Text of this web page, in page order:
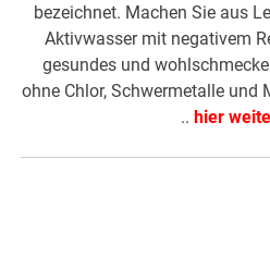
bezeichnet. Machen Sie aus
Aktivwasser mit negativem
gesundes und
ohne Chlor, Schwermetalle und
.. hier